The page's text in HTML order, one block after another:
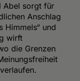
Abel sorgt für
Anschlag
Himmels“ und
wirft
die Grenzen